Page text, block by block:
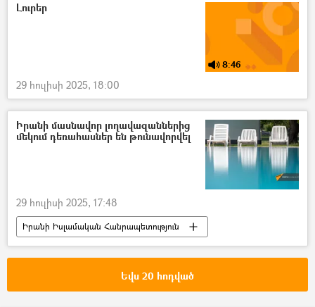
Լուրեր
8:46
29 հուլիսի 2025, 18:00
Իրանի մասնավոր լողավազաններից
մեկում դեռահասներ են թունավորվել
29 հուլիսի 2025, 17:48
Իրանի Իսլամական Հանրապետություն
լողավազան
թունավորում
Եվս 20 հոդված